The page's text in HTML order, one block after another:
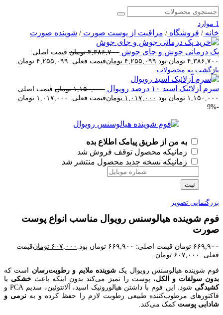
1 موارد
خانه / فروشگاه / مراقبت از پوست صورت / شوینده صورت
پک درمانی جوش و جای جوش ۴,۳۸۶,۷۰۰ تومان قیمت اصلی:
۴,۳۸۶,۷۰۰ تومان بود.
۴,۲۵۵,۰۹۹ تومانقیمت فعلی: ۴,۲۵۵,۰۹۹ تومان.
بازگشت به محصولات
سرم آزلائیک اسید ۱۰ درصد رویوال ۱,۱۵۰,۰۰۰ تومان قیمت اصلی:
۱,۱۵۰,۰۰۰ تومان بود.
۱,۰۱۷,۰۰۰ تومانقیمت فعلی: ۱,۰۱۷,۰۰۰ تومان.
-9%
به من از طریق پیامک اطلاع بده
زمانیکه محصول توقف فروش شد
زمانیکه نسخه جدید محصول منتشر شد
ثبت
بزرگنمایی تصویر
فوم شوینده هیالوسنس رویوال مناسب انواع پوست
صورت
۶۶۹,۹۰۰ تومان قیمت اصلی: ۶۶۹,۹۰۰ تومان بود. ۶۰۷,۰۰۰ تومانقیمت
فعلی: ۶۰۷,۰۰۰ تومان.
فوم شوینده هیالوسنس رویوال یک شوینده ملایم و رطوبت‌رسان است که
بدون سولفات و الکل، پوست را تمیز می‌کند بدون اینکه باعث خشکی یا
کشیدگی
شود. این فوم با داشتن هیالورونیک اسید، آلانتوئین، سدیم PCA و
فاکتورهای مرطوب‌کننده طبیعی رطوبت لازم را حفظ کرده و به نرمی و
شادابی پوست کمک می‌کند.